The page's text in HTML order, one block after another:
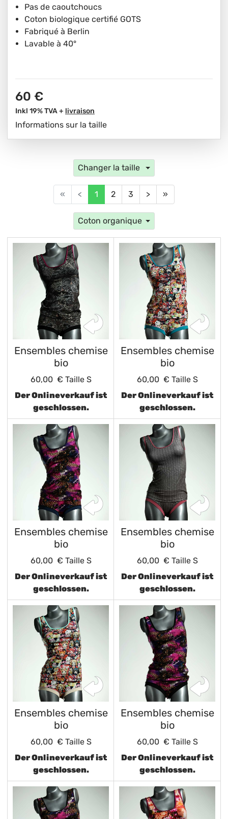
Pas de caoutchoucs
Coton biologique certifié GOTS
Fabriqué à Berlin
Lavable à 40°
60 €
Inkl 19% TVA + livraison
Informations sur la taille
Changer la taille
« < 1 2 3 > »
Coton organique
Ensembles chemise
bio
60,00 € Taille S
Der Onlineverkauf ist
geschlossen.
Ensembles chemise
bio
60,00 € Taille S
Der Onlineverkauf ist
geschlossen.
Ensembles chemise
bio
60,00 € Taille S
Der Onlineverkauf ist
geschlossen.
Ensembles chemise
bio
60,00 € Taille S
Der Onlineverkauf ist
geschlossen.
Ensembles chemise
bio
60,00 € Taille S
Der Onlineverkauf ist
geschlossen.
Ensembles chemise
bio
60,00 € Taille S
Der Onlineverkauf ist
geschlossen.